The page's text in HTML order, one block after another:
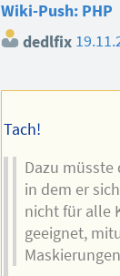
Wiki-Push: PHP
dedlfix
Tach!
Dazu
in dem er
nicht für alle
geeignet,